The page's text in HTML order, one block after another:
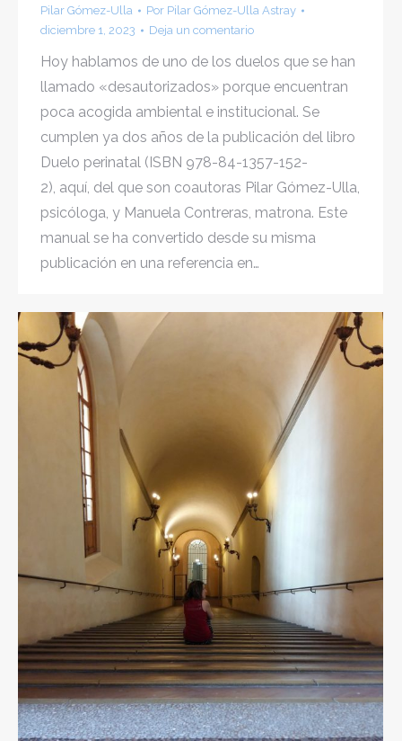
Pilar Gómez-Ulla Por Pilar Gómez-Ulla Astray
diciembre 1, 2023
Deja un comentario
Hoy hablamos de uno de los duelos que se han
llamado «desautorizados» porque encuentran
poca acogida ambiental e institucional. Se
cumplen ya dos años de la publicación del libro
Duelo perinatal (ISBN 978-84-1357-152-
2), aquí, del que son coautoras Pilar Gómez-Ulla,
psicóloga, y Manuela Contreras, matrona. Este
manual se ha convertido desde su misma
publicación en una referencia en…